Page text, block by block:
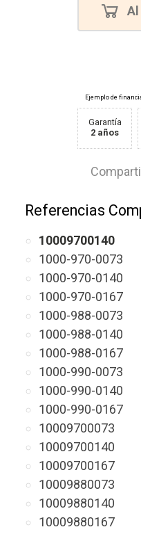
Garantía
2 años
Referencias
10009700140
1000-970-0073
1000-970-0140
1000-970-0167
1000-988-0073
1000-988-0140
1000-988-0167
1000-990-0073
1000-990-0140
1000-990-0167
10009700073
10009700140
10009700167
10009880073
10009880140
10009880167